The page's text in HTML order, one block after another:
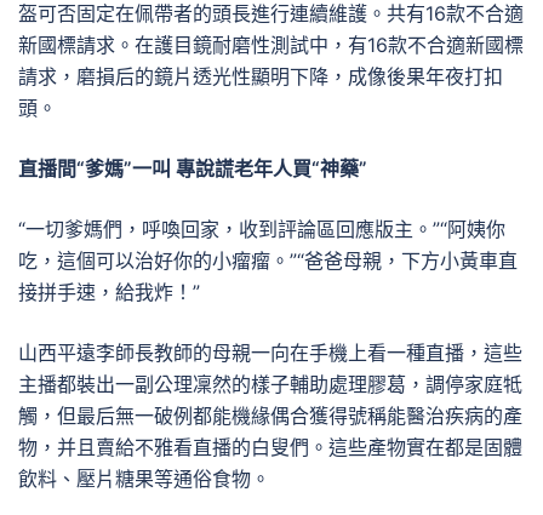
盔可否固定在佩帶者的頭長進行連續維護。共有16款不合適
新國標請求。在護目鏡耐磨性測試中，有16款不合適新國標
請求，磨損后的鏡片透光性顯明下降，成像後果年夜打扣
頭。
直播間“爹媽”一叫 專說謊老年人買“神藥”
“一切爹媽們，呼喚回家，收到評論區回應版主。”“阿姨你
吃，這個可以治好你的小瘤瘤。”“爸爸母親，下方小黃車直
接拼手速，給我炸！”
山西平遠李師長教師的母親一向在手機上看一種直播，這些
主播都裝出一副公理凜然的樣子輔助處理膠葛，調停家庭牴
觸，但最后無一破例都能機緣偶合獲得號稱能醫治疾病的產
物，并且賣給不雅看直播的白叟們。這些產物實在都是固體
飲料、壓片糖果等通俗食物。